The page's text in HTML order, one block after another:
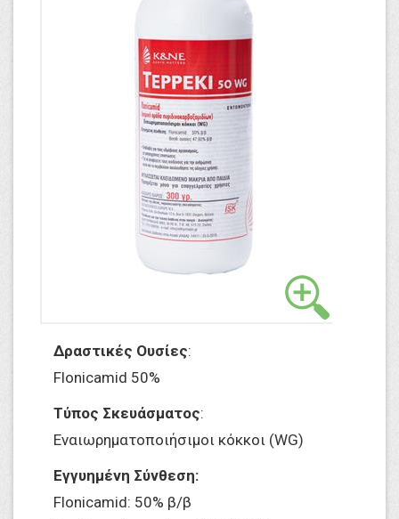
Δραστικές Ουσίες:
Flonicamid 50%
Τύπος Σκευάσματος:
Εναιωρηματοποιήσιμοι κόκκοι (WG)
Εγγυημένη Σύνθεση:
Flonicamid: 50% β/β